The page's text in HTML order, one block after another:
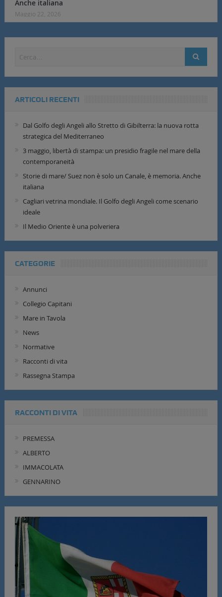
Anche italiana
Maggio 22, 2026
ARTICOLI RECENTI
Dal Golfo degli Angeli allo Stretto di Gibilterra: la nuova rotta
strategica del Mediterraneo
3 maggio, libertà di stampa: un presidio fragile nel mare della
contemporaneità
Storie di mare/ Suez non è solo un Canale, è memoria. Anche
italiana
Cagliari vetrina mondiale. Il Golfo degli Angeli come scenario
ideale
Il Medio Oriente è una polveriera
CATEGORIE
Annunci
Collegio Capitani
Mare in Tavola
News
Normative
Racconti di vita
Rassegna Stampa
RACCONTI DI VITA
PREMESSA
ALBERTO
IMMACOLATA
GENNARINO